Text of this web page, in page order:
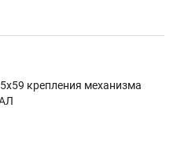
крепления механизма